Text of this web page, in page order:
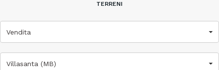
TERRENI
Vendita
Villasanta (MB)